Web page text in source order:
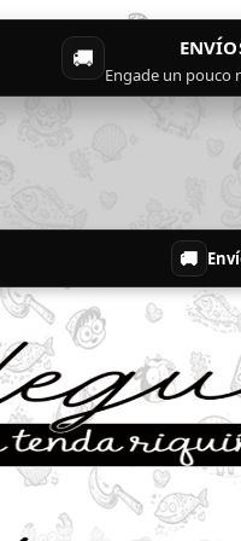
🚚
Engade un pouco
🚚